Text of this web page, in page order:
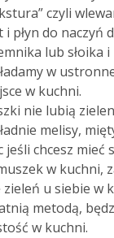
czyli
i płyn do naczyń
lub słoika i
w
w kuchni.
nie lubią
melisy,
jeśli chcesz mieć
w kuchni,
zieleń u siebie w
metodą,
w kuchni.